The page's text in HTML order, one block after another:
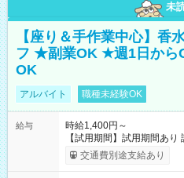
未
【座り＆手作業中心】香
フ ★副業OK ★週1日から
OK
アルバイト 職種未経験OK
給与
時給1,400円～
【試用期間】試用期間あ
給与は本採用時と同じです。
交通費別途支給あり